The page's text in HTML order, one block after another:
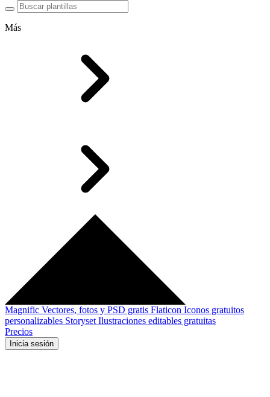
Más
Magnific Vectores, fotos y PSD gratis Flaticon Iconos gratuitos
personalizables Storyset Ilustraciones editables gratuitas
Precios
Inicia sesión